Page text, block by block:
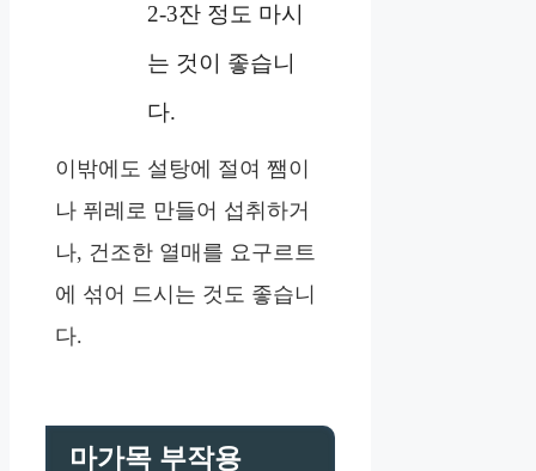
2-3잔 정도 마시
는 것이 좋습니
다.
이밖에도 설탕에 절여 쨈이
나 퓌레로 만들어 섭취하거
나, 건조한 열매를 요구르트
에 섞어 드시는 것도 좋습니
다.
마가목 부작용